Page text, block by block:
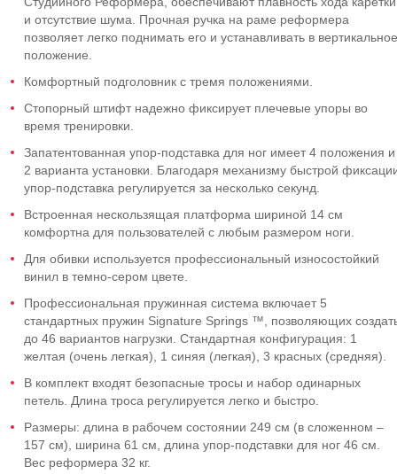
и отсутствие шума. Прочная ручка на раме реформера
позволяет легко поднимать его и устанавливать в вертикальное
положение.
Комфортный подголовник с тремя положениями.
Стопорный штифт надежно фиксирует плечевые упоры во
время тренировки.
Запатентованная упор-подставка для ног имеет 4 положения и
2 варианта установки. Благодаря механизму быстрой
упор-подставка регулируется за несколько секунд.
Встроенная нескользящая платформа шириной 14 см
комфортна для пользователей с любым размером ноги.
Для обивки используется профессиональный износостойкий
винил в темно-сером цвете.
Профессиональная пружинная система включает 5
стандартных пружин Signature Springs ™, позволяющих
до 46 вариантов нагрузки. Стандартная конфигурация: 1
желтая (очень легкая), 1 синяя (легкая), 3 красных (средняя).
В комплект входят безопасные тросы и набор одинарных
петель. Длина троса регулируется легко и быстро.
Размеры: длина в рабочем состоянии 249 см (в сложенном –
157 см), ширина 61 см, длина упор-подставки для ног 46 см.
Вес реформера 32 кг.